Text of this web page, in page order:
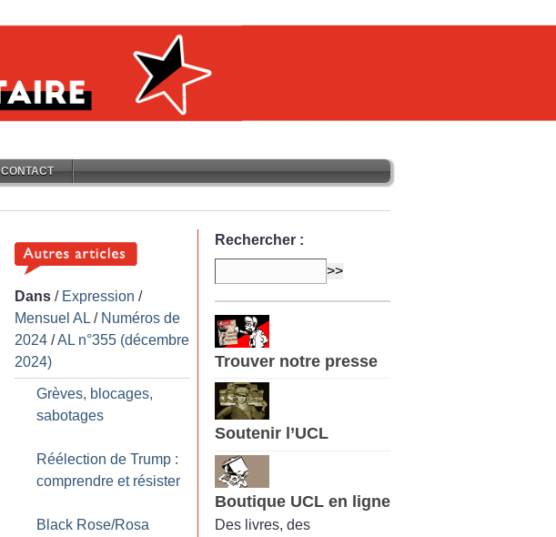
CONTACT
Dans / Expression /
Mensuel AL / Numéros de
2024 /AL n°355 (décembre
2024)
Grèves, blocages,
sabotages
Réélection de Trump :
comprendre et résister
Black Rose/Rosa
Rechercher :
Trouver notre presse
Soutenir l’UCL
Boutique UCL en ligne
Des livres, des